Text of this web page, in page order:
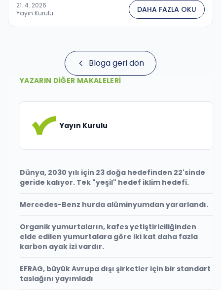
21. 4. 2026
Yayın Kurulu
DAHA FAZLA OKU
Bloga geri dön
YAZARIN DIĞER MAKALELERI
Yayın Kurulu
Dünya, 2030 yılı için 23 doğa hedefinden 22'sinde
geride kalıyor. Tek "yeşil" hedef iklim hedefi.
Mercedes-Benz hurda alüminyumdan yararlandı.
Organik yumurtaların, kafes yetiştiriciliğinden
elde edilen yumurtalara göre iki kat daha fazla
karbon ayak izi vardır.
EFRAG, büyük Avrupa dışı şirketler için bir standart
taslağını yayımladı